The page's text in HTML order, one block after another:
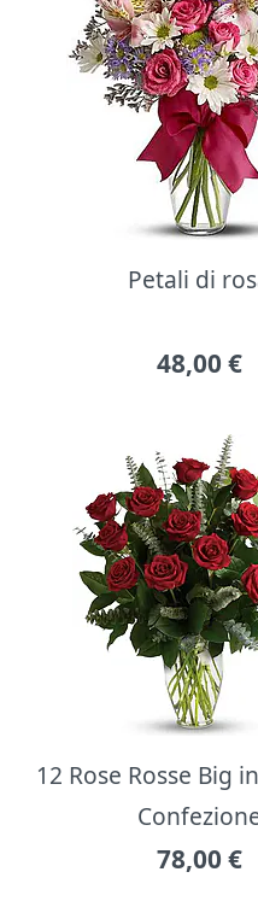
Petali di
48,00 €
12 Rose Rosse Big
78,00 €